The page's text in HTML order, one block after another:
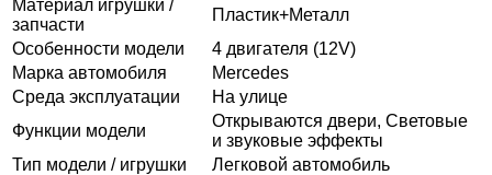
Материал игрушки /
запчасти
Пластик+Металл
Особенности модели
4 двигателя (12V)
Марка автомобиля
Mercedes
Среда эксплуатации
На улице
Функции модели
Открываются двери, Световые
и звуковые эффекты
Тип модели / игрушки
Легковой автомобиль